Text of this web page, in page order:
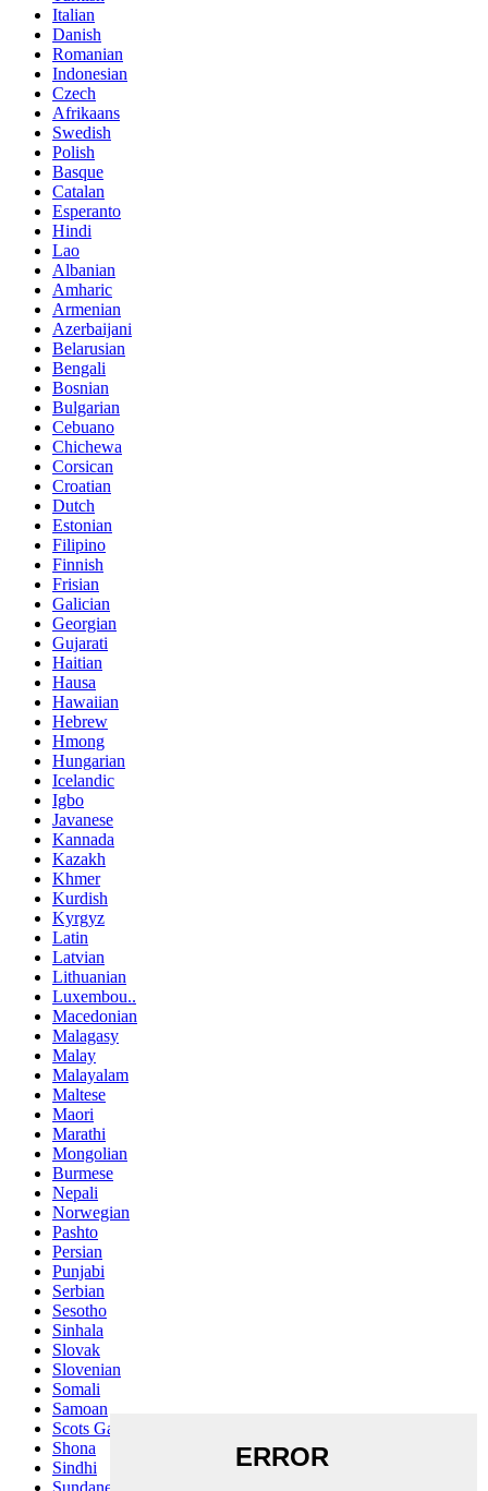
Italian
Danish
Romanian
Indonesian
Czech
Afrikaans
Swedish
Polish
Basque
Catalan
Esperanto
Hindi
Lao
Albanian
Amharic
Armenian
Azerbaijani
Belarusian
Bengali
Bosnian
Bulgarian
Cebuano
Chichewa
Corsican
Croatian
Dutch
Estonian
Filipino
Finnish
Frisian
Galician
Georgian
Gujarati
Haitian
Hausa
Hawaiian
Hebrew
Hmong
Hungarian
Icelandic
Igbo
Javanese
Kannada
Kazakh
Khmer
Kurdish
Kyrgyz
Latin
Latvian
Lithuanian
Luxembou..
Macedonian
Malagasy
Malay
Malayalam
Maltese
Maori
Marathi
Mongolian
Burmese
Nepali
Norwegian
Pashto
Persian
Punjabi
Serbian
Sesotho
Sinhala
Slovak
Slovenian
Somali
Samoan
Scots Gaelic
Shona
Sindhi
Sundanese